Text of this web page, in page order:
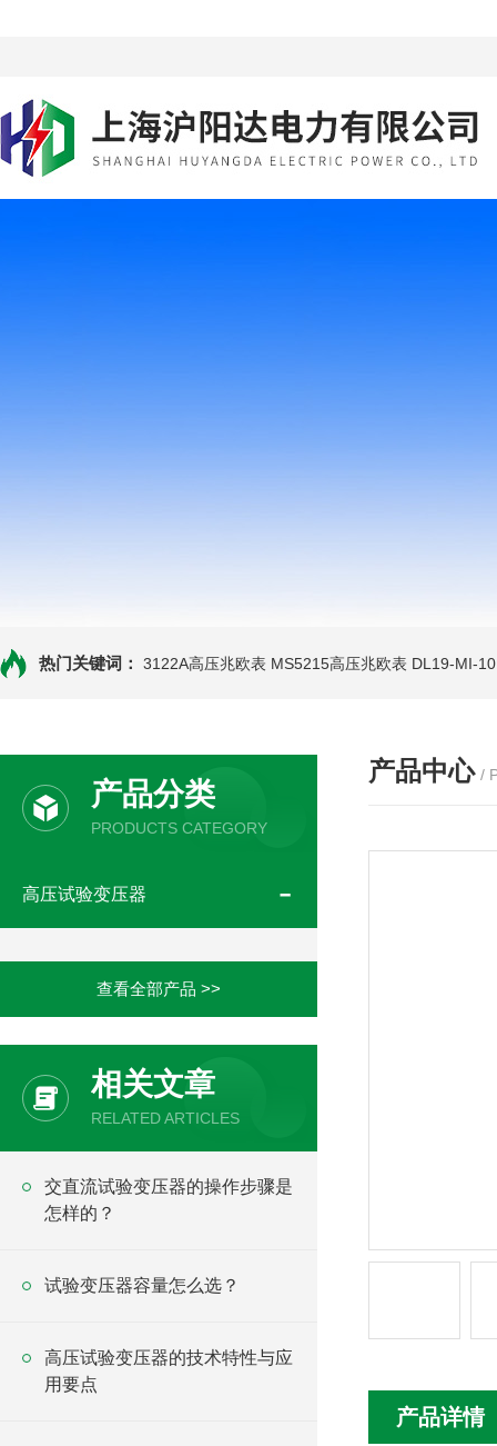
热门关键词： 3122A高压兆欧表 MS5215高压兆欧表 DL19-MI-
产品分类
PRODUCTS CATEGORY
高压试验变压器
查看全部产品 >>
相关文章
RELATED ARTICLES
交直流试验变压器的操作步骤是
怎样的？
试验变压器容量怎么选？
高压试验变压器的技术特性与应
用要点
产品中心 /
产品详情